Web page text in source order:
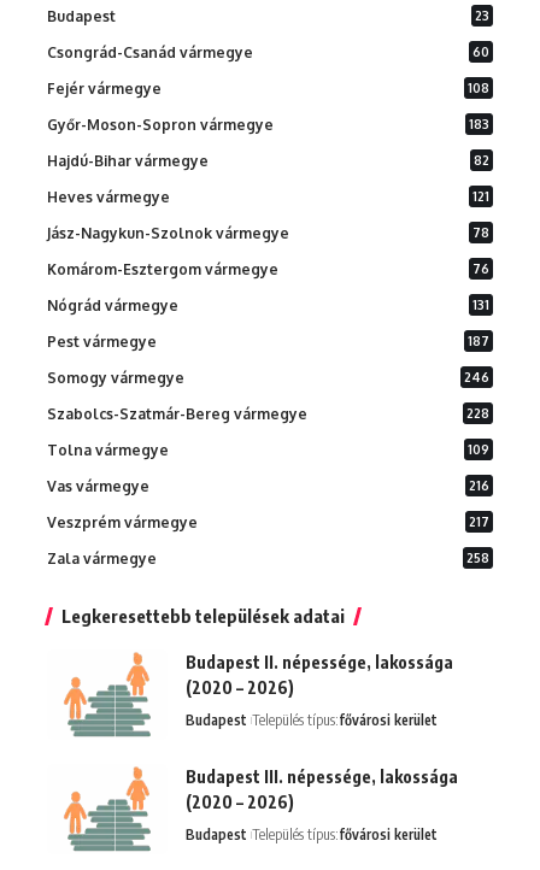
Budapest 23
Csongrád-Csanád vármegye 60
Fejér vármegye 108
Győr-Moson-Sopron vármegye 183
Hajdú-Bihar vármegye 82
Heves vármegye 121
Jász-Nagykun-Szolnok vármegye 78
Komárom-Esztergom vármegye 76
Nógrád vármegye 131
Pest vármegye 187
Somogy vármegye 246
Szabolcs-Szatmár-Bereg vármegye 228
Tolna vármegye 109
Vas vármegye 216
Veszprém vármegye 217
Zala vármegye 258
Legkeresettebb települések adatai
Budapest II. népessége, lakossága
(2020 – 2026)
Budapest Település típus:fővárosi kerület
Budapest III. népessége, lakossága
(2020 – 2026)
Budapest Település típus:fővárosi kerület